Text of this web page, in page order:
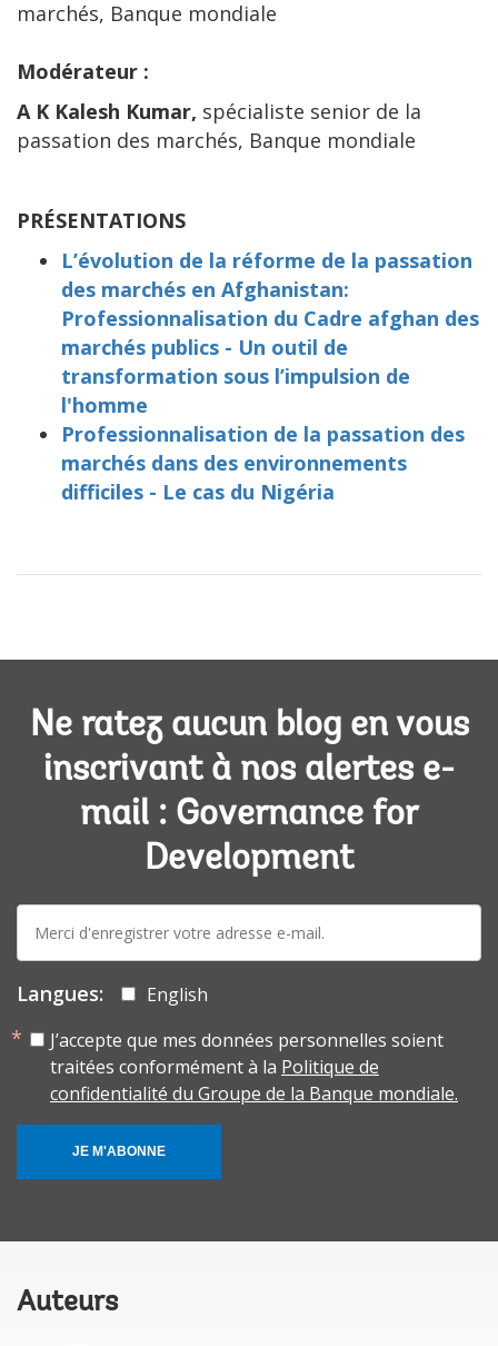
marchés, Banque mondiale
Modérateur :
A K Kalesh Kumar, spécialiste senior de la
passation des marchés, Banque mondiale
PRÉSENTATIONS
L’évolution de la réforme de la passation
des marchés en Afghanistan:
Professionnalisation du Cadre afghan des
marchés publics - Un outil de
transformation sous l’impulsion de
l'homme
Professionnalisation de la passation des
marchés dans des environnements
difficiles - Le cas du Nigéria
Ne ratez aucun blog en vous
inscrivant à nos alertes e-
mail : Governance for
Development
mail:
Langues:
English
J’accepte que mes données personnelles soient
traitées conformément à la Politique de
confidentialité du Groupe de la Banque mondiale.
JE M'ABONNE
Auteurs